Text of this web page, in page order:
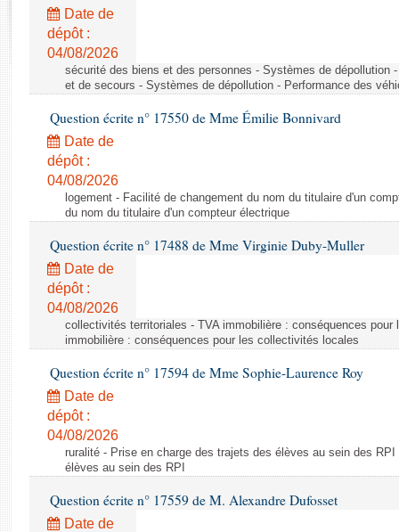
Rapports législatifs
Rapports sur l'application des lois
Baromètre de l’application des lois
Dossiers législatifs
Budget et sécurité sociale
Questions écrites et orales
Comptes rendus des débats
Date de
dépôt :
04/08/2026
sécurité des biens et des personnes - Systèmes de dépollution
et de secours - Systèmes de dépollution - Performance des
Question écrite n° 17550 de Mme Émilie Bonnivard
Date de
dépôt :
04/08/2026
logement - Facilité de changement du nom du titulaire d'un
du nom du titulaire d'un compteur électrique
Question écrite n° 17488 de Mme Virginie Duby-Muller
Date de
dépôt :
04/08/2026
collectivités territoriales - TVA immobilière : conséquences
immobilière : conséquences pour les collectivités locales
Question écrite n° 17594 de Mme Sophie-Laurence Roy
Date de
dépôt :
04/08/2026
ruralité - Prise en charge des trajets des élèves au sein des
élèves au sein des RPI
Question écrite n° 17559 de M. Alexandre Dufosset
Date de